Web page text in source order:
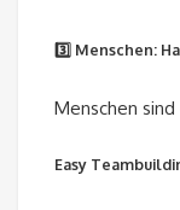
3️⃣ Menschen:
Menschen
Easy